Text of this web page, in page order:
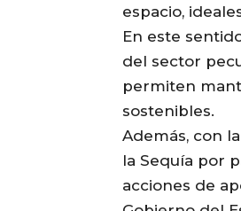
espacio,
En este
del sector
permiten
sostenibles.
Además, con
la Sequía por
acciones de